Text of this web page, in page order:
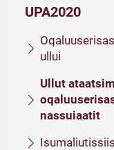
UPA2020
ullui
Ullut
nassuiaatit